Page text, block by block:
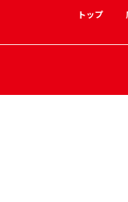
トップ